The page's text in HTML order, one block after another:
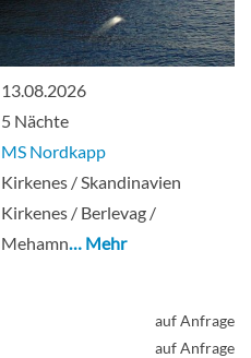
13.08.2026
5 Nächte
MS Nordkapp
Kirkenes / Skandinavien
Kirkenes / Berlevag /
Mehamn… Mehr
auf Anfrage
auf Anfrage